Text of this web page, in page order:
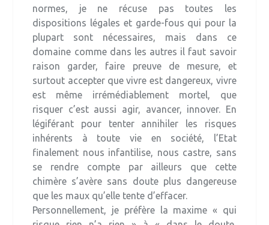
normes, je ne récuse pas toutes les
dispositions légales et garde-fous qui pour la
plupart sont nécessaires, mais dans ce
domaine comme dans les autres il faut savoir
raison garder, faire preuve de mesure, et
surtout accepter que vivre est dangereux, vivre
est même irrémédiablement mortel, que
risquer c’est aussi agir, avancer, innover. En
légiférant pour tenter annihiler les risques
inhérents à toute vie en société, l’Etat
finalement nous infantilise, nous castre, sans
se rendre compte par ailleurs que cette
chimère s’avère sans doute plus dangereuse
que les maux qu’elle tente d’effacer.
Personnellement, je préfère la maxime « qui